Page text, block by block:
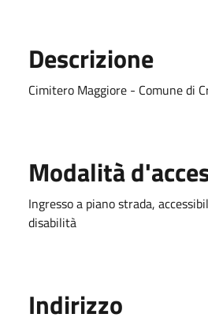
Descrizione
Cimitero Maggiore - Comune di
Modalità
Ingresso a piano strada,
disabilità
Indirizzo